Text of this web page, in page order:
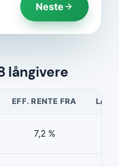
Neste
långivere
EFF. RENTE FRA
7,2 %